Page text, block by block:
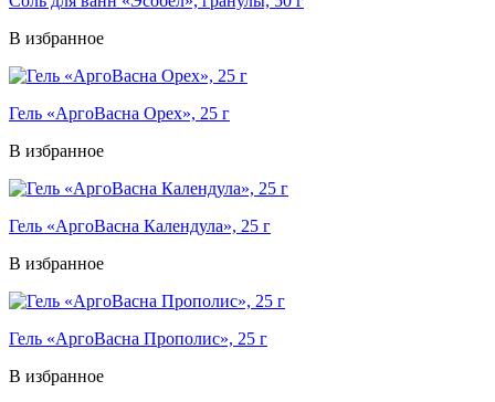
В избранное
Гель «АргоВасна Орех», 25 г
В избранное
Гель «АргоВасна Календула», 25 г
В избранное
Гель «АргоВасна Прополис», 25 г
В избранное